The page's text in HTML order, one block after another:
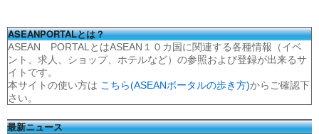
ASEANPORTALとは？
ASEAN PORTALとはASEAN１０カ国に関連する各種情報（イベ
ント、求人、ショップ、ホテルなど）の参照および登録が出来るサ
イトです。
本サイトの使い方は こちら(ASEANポータルの歩き方)からご確認下
さい。
最新ニュース